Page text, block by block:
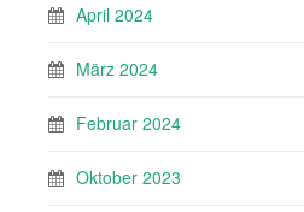
April 2024
März 2024
Februar 2024
Oktober 2023